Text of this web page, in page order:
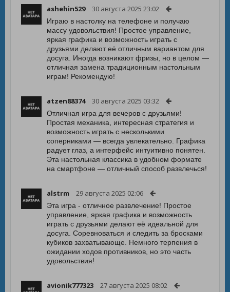
ashehin529 30 августа 2025 23:02
Играю в настолку на телефоне и получаю
массу удовольствия! Простое управление,
яркая графика и возможность играть с
друзьями делают её отличным вариантом для
досуга. Иногда возникают фризы, но в целом —
отличная замена традиционным настольным
играм! Рекомендую!
atzen88374 30 августа 2025 03:32
Отличная игра для вечеров с друзьями!
Простая механика, интересная стратегия и
возможность играть с несколькими
соперниками — всегда увлекательно. Графика
радует глаз, а интерфейс интуитивно понятен.
Эта настольная классика в удобном формате
на смартфоне — отличный способ развлечься!
alstrm 29 августа 2025 02:06
Эта игра - отличное развлечение! Простое
управление, яркая графика и возможность
играть с друзьями делают её идеальной для
досуга. Соревноваться и следить за бросками
кубиков захватывающе. Немного терпения в
ожидании ходов противников, но это часть
удовольствия!
avionik777323 27 августа 2025 08:02